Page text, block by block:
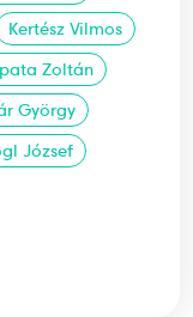
Kertész Vilmos
Zoltán
György
József